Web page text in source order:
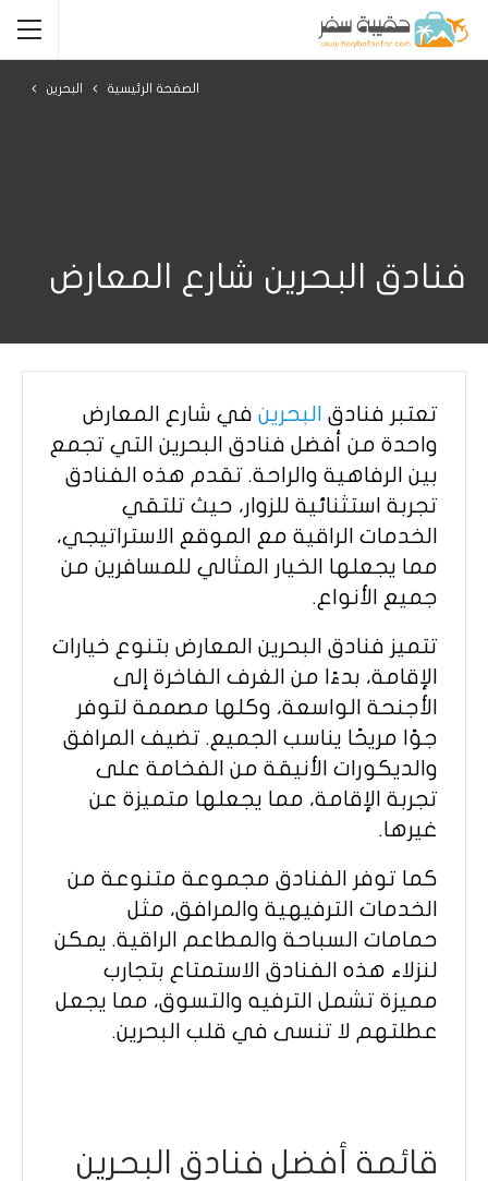
الصفحة الرئيسية البحرين
فنادق البحرين شارع المعارض
تعتبر فنادق البحرين في شارع المعارض
واحدة من أفضل فنادق البحرين التي تجمع
بين الرفاهية والراحة. تقدم هذه الفنادق
تجربة استثنائية للزوار، حيث تلتقي
الخدمات الراقية مع الموقع الاستراتيجي،
مما يجعلها الخيار المثالي للمسافرين من
جميع الأنواع.
تتميز فنادق البحرين المعارض بتنوع خيارات
الإقامة، بدءًا من الغرف الفاخرة إلى
الأجنحة الواسعة، وكلها مصممة لتوفر
جوًا مريحًا يناسب الجميع. تضيف المرافق
والديكورات الأنيقة من الفخامة على
تجربة الإقامة، مما يجعلها متميزة عن
غيرها.
كما توفر الفنادق مجموعة متنوعة من
الخدمات الترفيهية والمرافق، مثل
حمامات السباحة والمطاعم الراقية. يمكن
لنزلاء هذه الفنادق الاستمتاع بتجارب
مميزة تشمل الترفيه والتسوق، مما يجعل
عطلتهم لا تنسى في قلب البحرين.
قائمة أفضل فنادق البحرين